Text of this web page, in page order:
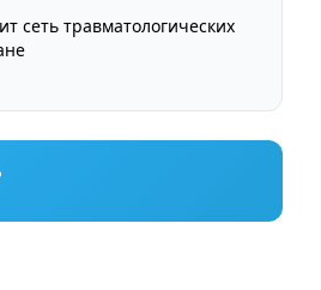
сеть травматологических